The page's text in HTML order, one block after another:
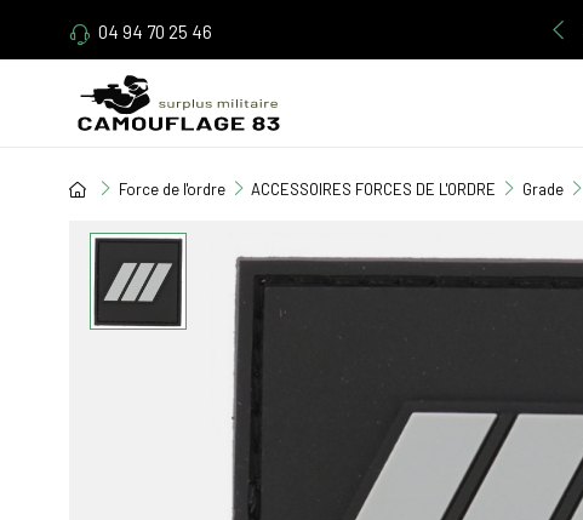
04 94 70 25 46
Force de l'ordre ACCESSOIRES FORCES DE L'ORDRE Grade